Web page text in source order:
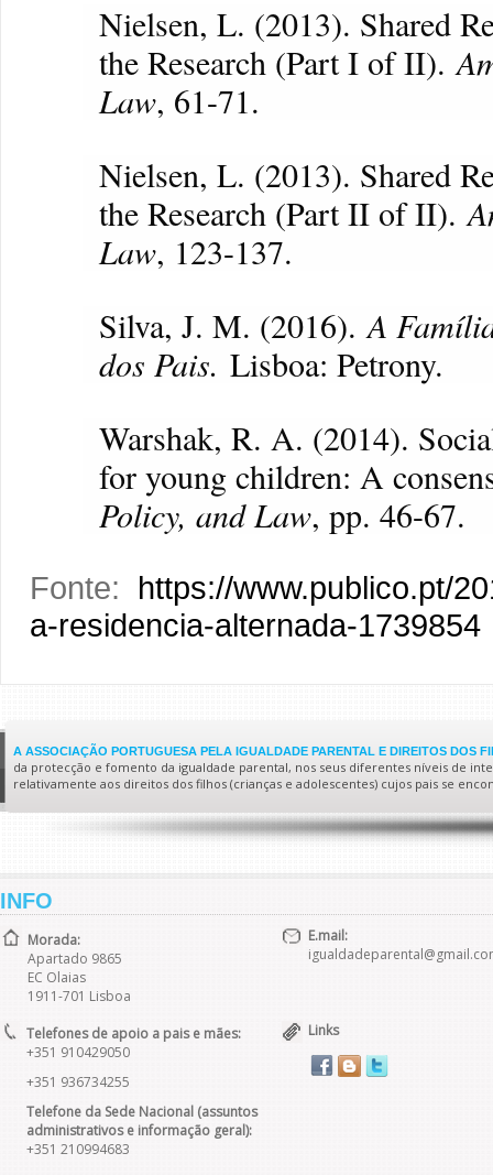
Nielsen, L. (2013). Shared
the Research (Part I of II).
Law, 61-71.
Nielsen, L. (2013). Shared
the Research (Part II of II).
Law, 123-137.
Silva, J. M. (2016).A
dos Pais. Lisboa: Petrony.
Warshak, R. A. (2014).
for young children: A
Policy, and Law, pp. 46-67.
Fonte: https://www.publico.pt/
a-residencia-alternada-1739854
A ASSOCIAÇÃO PORTUGUESA PELA IGUALDADE PARENTAL E DIREITOS DOS
da protecção e fomento da igualdade parental, nos seus diferentes níveis de
relativamente aos direitos dos filhos (crianças e adolescentes) cujos pais se
INFO
Morada:
Apartado 9865
EC Olaias
1911-701 Lisboa
E.mail:
Telefones de apoio a pais e mães:
+351 910429050
+351 936734255
Telefone da Sede Nacional (assuntos
administrativos e informação geral):
+351 210994683
Links